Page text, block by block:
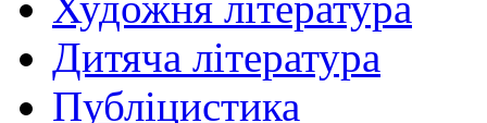
Дитяча література
Публіцистика